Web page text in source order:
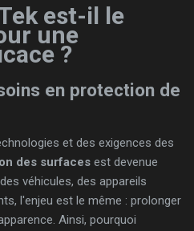
est-il le
une
?
en protection de
et des exigences des
des surfaces est devenue
véhicules, des appareils
l'enjeu est le même : prolonger
Ainsi, pourquoi